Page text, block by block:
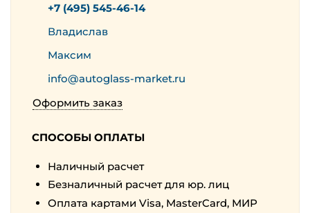
+7 (495) 545-46-14
Владислав
Максим
info@autoglass-market.ru
Оформить заказ
СПОСОБЫ ОПЛАТЫ
Наличный расчет
Безналичный расчет для юр. лиц
Оплата картами Visa, MasterCard, МИР